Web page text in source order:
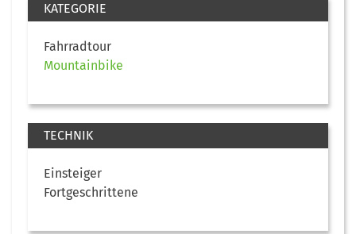
KATEGORIE
Fahrradtour
Mountainbike
TECHNIK
Einsteiger
Fortgeschrittene